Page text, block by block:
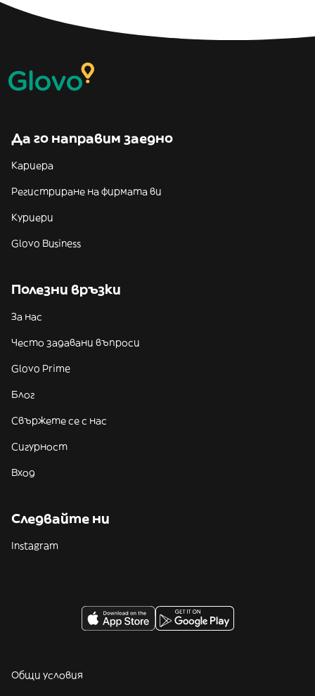
Да го направим заедно
Кариера
Регистриране на фирмата ви
Куриери
Glovo Business
Полезни връзки
За нас
Често задавани въпроси
Glovo Prime
Блог
Свържете се с нас
Сигурност
Вход
Следвайте ни
Instagram
Общи условия